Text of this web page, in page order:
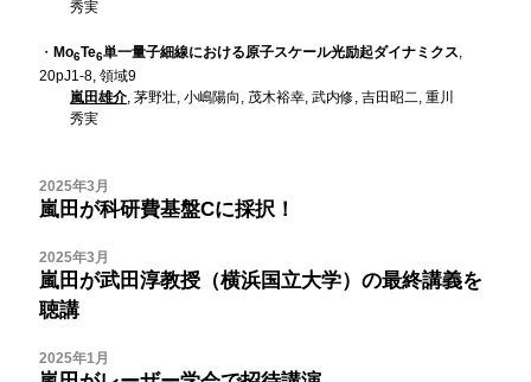
秀実
・Mo6Te6単一量子細線における原子スケール光励起ダイナミクス
20pJ1-8, 領域9
嵐田雄介, 茅野壮, 小嶋陽向, 茂木裕幸, 武内修, 吉田昭二, 重川
秀実
2025年3月
嵐田が科研費基盤Cに採択！
2025年3月
嵐田が武田淳教授（横浜国立大学）の最終講義を
聴講
2025年1月